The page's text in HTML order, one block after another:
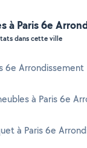
à Paris 6e
dans cette ville
6e Arrondissement
à Paris 6e
à Paris 6e